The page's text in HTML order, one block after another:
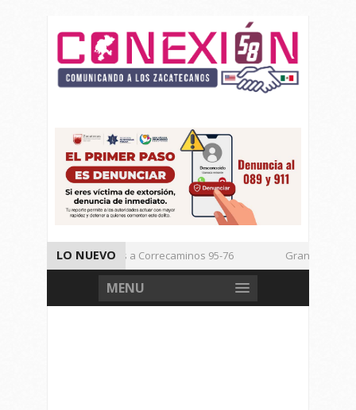
LO NUEVO
Vencen los Mineros a Correcaminos 95-76
Gran Festival
Inicia TSJEZ Sesiones Ordinarias
Inicia SICT Construcción
MENU